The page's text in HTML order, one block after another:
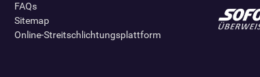
FAQs
Sitemap
Online-Streitschlichtungsplattform